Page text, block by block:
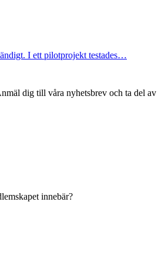
I ett pilotprojekt testades…
dig till våra nyhetsbrev och ta del
innebär?